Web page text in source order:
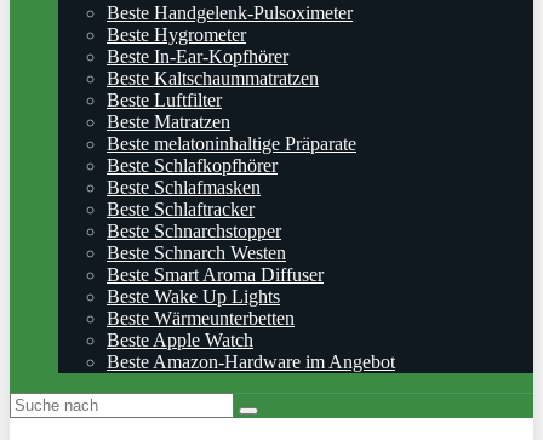
Beste Handgelenk-Pulsoximeter
Beste Hygrometer
Beste In-Ear-Kopfhörer
Beste Kaltschaummatratzen
Beste Luftfilter
Beste Matratzen
Beste melatoninhaltige Präparate
Beste Schlafkopfhörer
Beste Schlafmasken
Beste Schlaftracker
Beste Schnarchstopper
Beste Schnarch Westen
Beste Smart Aroma Diffuser
Beste Wake Up Lights
Beste Wärmeunterbetten
Beste Apple Watch
Beste Amazon-Hardware im Angebot